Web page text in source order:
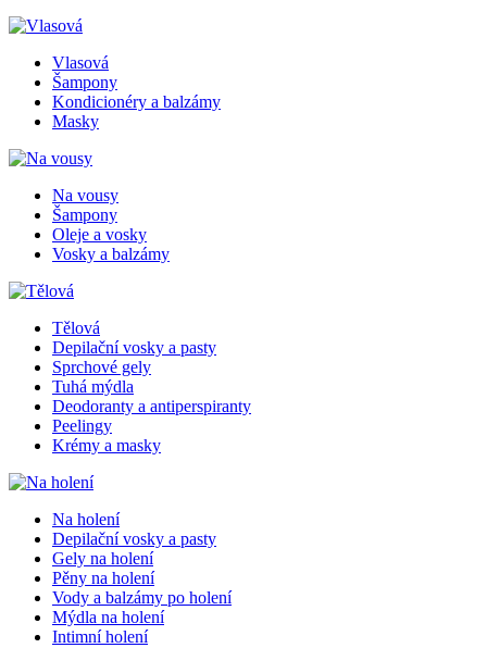
Vlasová
Šampony
Kondicionéry a balzámy
Masky
Na vousy
Šampony
Oleje a vosky
Vosky a balzámy
Tělová
Depilační vosky a pasty
Sprchové gely
Tuhá mýdla
Deodoranty a antiperspiranty
Peelingy
Krémy a masky
Na holení
Depilační vosky a pasty
Gely na holení
Pěny na holení
Vody a balzámy po holení
Mýdla na holení
Intimní holení